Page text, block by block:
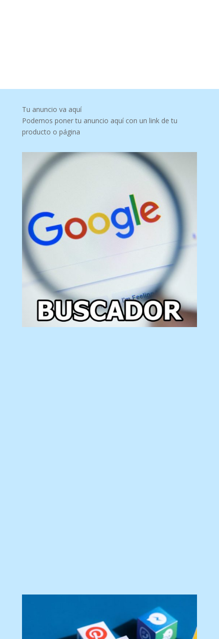
Tu anuncio va aquí
Podemos poner tu anuncio aquí con un link de tu
producto o página